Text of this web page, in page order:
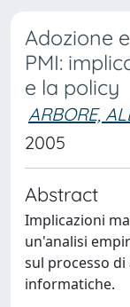
Adozione
PMI:
e la policy
ARBORE,
2005
Abstract
Implicazioni
un'analisi
sul processo
informatiche.